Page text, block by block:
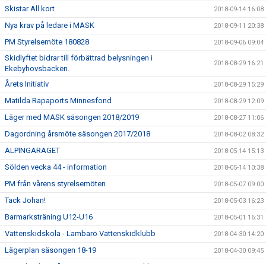
Skistar All kort 2018-09-14 16:08
Nya krav på ledare i MASK 2018-09-11 20:38
PM Styrelsemöte 180828 2018-09-06 09:04
Skidlyftet bidrar till förbättrad belysningen i
Ekebyhovsbacken.
2018-08-29 16:21
Årets Initiativ 2018-08-29 15:29
Matilda Rapaports Minnesfond 2018-08-29 12:09
Läger med MASK säsongen 2018/2019 2018-08-27 11:06
Dagordning årsmöte säsongen 2017/2018 2018-08-02 08:32
ALPINGARAGET 2018-05-14 15:13
Sölden vecka 44 - information 2018-05-14 10:38
PM från vårens styrelsemöten 2018-05-07 09:00
Tack Johan! 2018-05-03 16:23
Barmarksträning U12-U16 2018-05-01 16:31
Vattenskidskola - Lambarö Vattenskidklubb 2018-04-30 14:20
Lägerplan säsongen 18-19 2018-04-30 09:45